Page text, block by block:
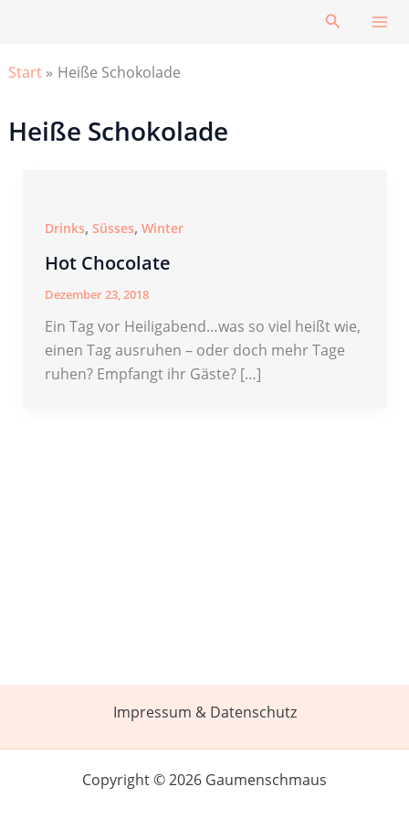
Suchen
Start Heiße Schokolade
Heiße Schokolade
Drinks, Süsses, Winter
Hot Chocolate
Dezember 23, 2018
Ein Tag vor Heiligabend…was so viel heißt wie,
einen Tag ausruhen – oder doch mehr Tage
ruhen? Empfangt ihr Gäste? […]
Impressum & Datenschutz
Copyright © 2026 Gaumenschmaus